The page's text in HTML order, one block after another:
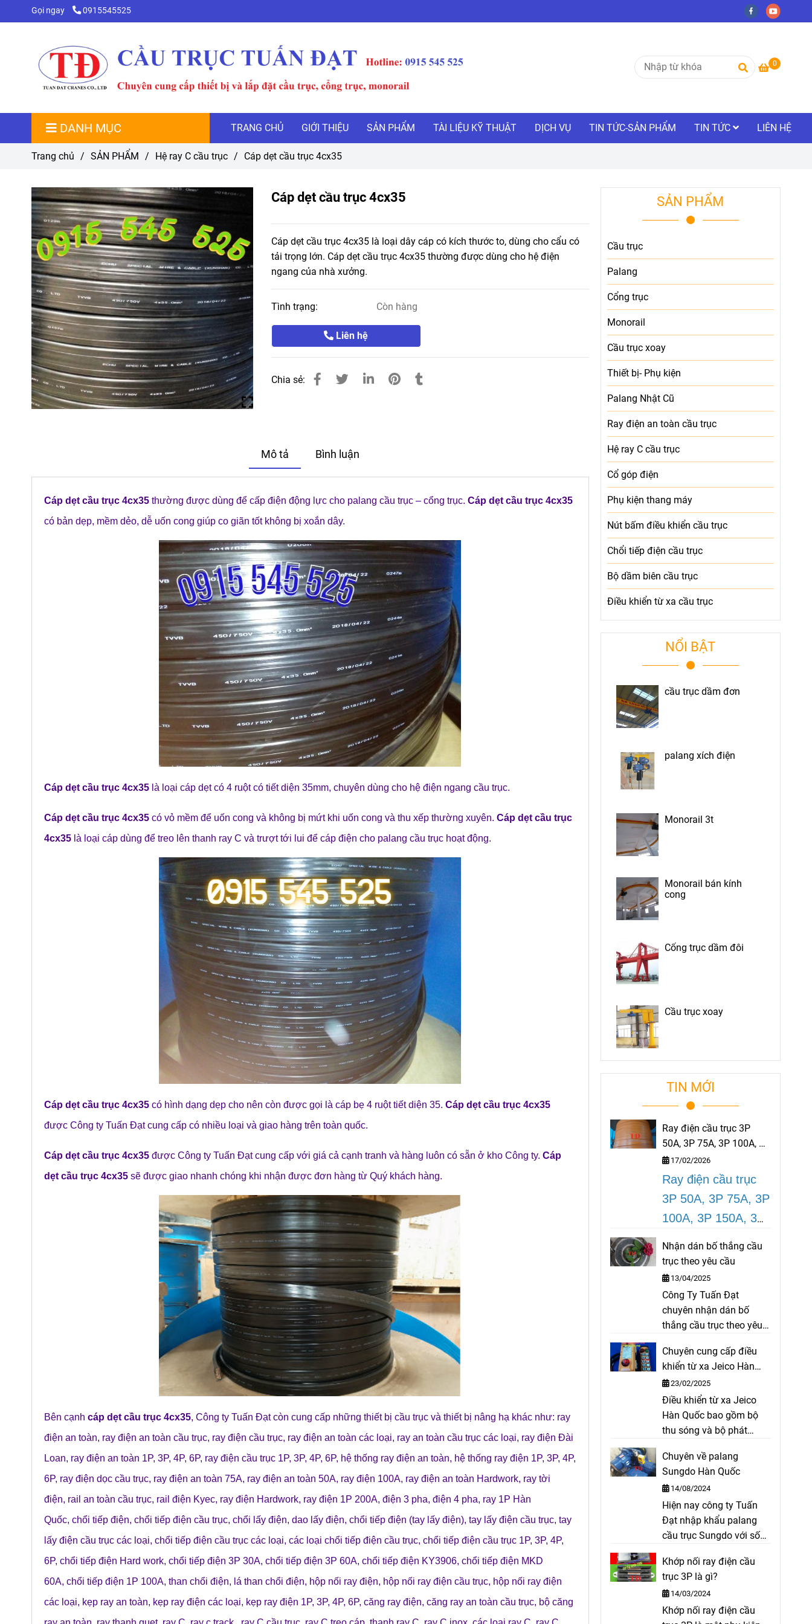
Gọi ngay 0915545525
0
DANH MỤC TRANG CHỦ GIỚI THIỆU SẢN PHẨM TÀI LIỆU KỸ THUẬT DỊCH VỤ TIN TỨC-SẢN PHẨM TIN TỨC LIÊN HỆ
Trang chủ / SẢN PHẨM / Hệ ray C cầu trục / Cáp dẹt cầu trục 4cx35
Cáp dẹt cầu trục 4cx35
Cáp dẹt cầu trục 4cx35 là loại dây cáp có kích thước to, dùng cho cẩu có
tải trọng lớn. Cáp dẹt cầu trục 4cx35 thường được dùng cho hệ điện
ngang của nhà xưởng.
Tình trạng: Còn hàng
Liên hệ
Chia sẻ:
Mô tả Bình luận
Cáp dẹt cầu trục 4cx35 thường được dùng để cấp điện động lực cho palang cầu trục – cổng trục. Cáp dẹt cầu trục 4cx35
có bản dẹp, mềm dẻo, dễ uốn cong giúp co giãn tốt không bị xoắn dây.
Cáp dẹt cầu trục 4cx35 là loại cáp dẹt có 4 ruột có tiết diện 35mm, chuyên dùng cho hệ điện ngang cầu trục.
Cáp dẹt cầu trục 4cx35 có vỏ mềm để uốn cong và không bị mứt khi uốn cong và thu xếp thường xuyên. Cáp dẹt cầu trục
4cx35 là loại cáp dùng để treo lên thanh ray C và trượt tới lui để cáp điện cho palang cầu trục hoạt động.
Cáp dẹt cầu trục 4cx35 có hình dạng dẹp cho nên còn được gọi là cáp bẹ 4 ruột tiết diện 35. Cáp dẹt cầu trục 4cx35
được Công ty Tuấn Đạt cung cấp có nhiều loại và giao hàng trên toàn quốc.
Cáp dẹt cầu trục 4cx35 được Công ty Tuấn Đạt cung cấp với giá cả cạnh tranh và hàng luôn có sẵn ở kho Công ty. Cáp
dẹt cầu trục 4cx35 sẽ được giao nhanh chóng khi nhận được đơn hàng từ Quý khách hàng.
Bên cạnh cáp dẹt cầu trục 4cx35, Công ty Tuấn Đạtcòn cung cấp những thiết bị cầu trục và thiết bị nâng hạ khác như: ray
điện an toàn, ray điện an toàn cầu trục, ray điện cầu trục, ray điện an toàn các loại, ray an toàn cầu trục các loại, ray điện Đài
Loan, ray điện an toàn 1P, 3P, 4P, 6P, ray điện cầu trục 1P, 3P, 4P, 6P, hệ thống ray điện an toàn, hệ thống ray điện 1P, 3P, 4P,
6P, ray điện dọc cầu trục, ray điện an toàn 75A, ray điện an toàn 50A, ray điện 100A, ray điện an toàn Hardwork, ray tời
điện, rail an toàn cầu trục, rail điện Kyec, ray điện Hardwork, ray điện 1P 200A, điện 3 pha, điện 4 pha, ray 1P Hàn
Quốc, chổi tiếp điện, chổi tiếp điện cầu trục, chổi lấy điện, dao lấy điện, chổi tiếp điện (tay lấy điện), tay lấy điện cầu trục, tay
lấy điện cầu trục các loại, chổi tiếp điện cầu trục các loại, các loại chổi tiếp điện cầu trục, chổi tiếp điện cầu trục 1P, 3P, 4P,
6P, chổi tiếp điện Hard work, chổi tiếp điện 3P 30A, chổi tiếp điện 3P 60A, chổi tiếp điện KY3906, chổi tiếp điện MKD
60A, chổi tiếp điện 1P 100A, than chổi điện, lá than chổi điện, hộp nối ray điện, hộp nối ray điện cầu trục, hộp nối ray điện
các loại, kẹp ray an toàn, kẹp ray điện các loại, kẹp ray điện 1P, 3P, 4P, 6P, căng ray điện, căng ray an toàn cầu trục, bộ căng
SẢN PHẨM
Cầu trục
Palang
Cổng trục
Monorail
Cầu trục xoay
Thiết bị- Phụ kiện
Palang Nhật Cũ
Ray điện an toàn cầu trục
Hệ ray C cầu trục
Cổ góp điện
Phụ kiện thang máy
Nút bấm điều khiển cầu trục
Chổi tiếp điện cầu trục
Bộ dầm biên cầu trục
Điều khiển từ xa cầu trục
NỔI BẬT
cầu trục dầm đơn
palang xích điện
Monorail 3t
Monorail bán kính
cong
Cổng trục dầm đôi
Cầu trục xoay
TIN MỚI
Ray điện cầu trục 3P
50A, 3P 75A, 3P 100A, 3P
150A, 3P 200A
17/02/2026
Ray điện cầu trục
3P 50A, 3P 75A, 3P
100A, 3P 150A, 3P
bị ray điện an toàn
rất cần thiết cho
cầu trục, cổng trục
được sử dụng tại
các công trình, nhà
máy, nhà xưởng
sản xuất,…
Nhận dán bố thắng cầu
trục theo yêu cầu
13/04/2025
Công Ty Tuấn Đạt
chuyên nhận dán bố
thắng cầu trục theo yêu
coil, bố cong cho thắng
thuỷ lực, bố trục lục giác,
bố xe ô tô, ...
Chuyên cung cấp điều
khiển từ xa Jeico Hàn
Quốc
23/02/2025
Điều khiển từ xa Jeico
Hàn Quốc bao gồm bộ
thu sóng và bộ phát
palang, cầu trục, xe cẩu,
cửa cổng tự động. Điều
khiển từ xa cầu trục,
cổng trục, ...
Chuyên về palang
Sungdo Hàn Quốc
14/08/2024
Hiện nay công ty Tuấn
Đạt nhập khẩu palang
cầu trục Sungdo với số
thị trường với giá cả
cạnh tranh, hàng hóa
luôn có sẵn. Ngoài ra
Công ty chúng tôi còn có
Khớp nối ray điện cầu
trục 3P là gì?
14/03/2024
Khớp nối ray điện cầu